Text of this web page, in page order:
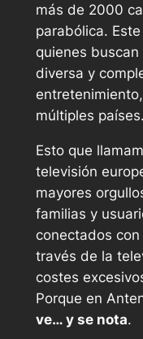
más de 2000
parabólica.
quienes
diversa y
múltiples países.
Esto que
televisión
mayores
familias y
conectados
través de la
costes
Porque en
ve… y se nota.